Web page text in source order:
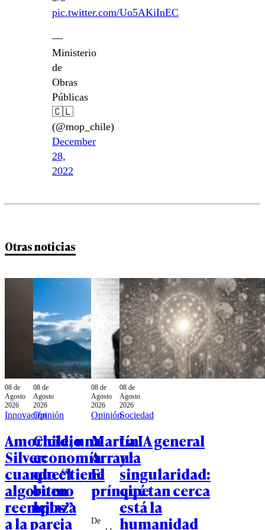
pic.twitter.com/Uo5AKiInEC
—
Ministerio
de
Obras
Públicas
🇨🇱
(@mop_chile)
December
28,
2022
Otras noticias
08 de
Agosto
2026
Innovación
Amoricidio
Silver:
cuando el
algoritmo
reemplaza
a la pareja
08 de
Agosto
2026
Opinión
Chile, una
economía
que “tiene
buen
lejos”
08 de
Agosto
2026
Opinión
Martín
Arrau:
El
príncipe
De
08 de
Agosto
2026
Sociedad
La IA general
y la
singularidad:
qué tan cerca
está la
humanidad